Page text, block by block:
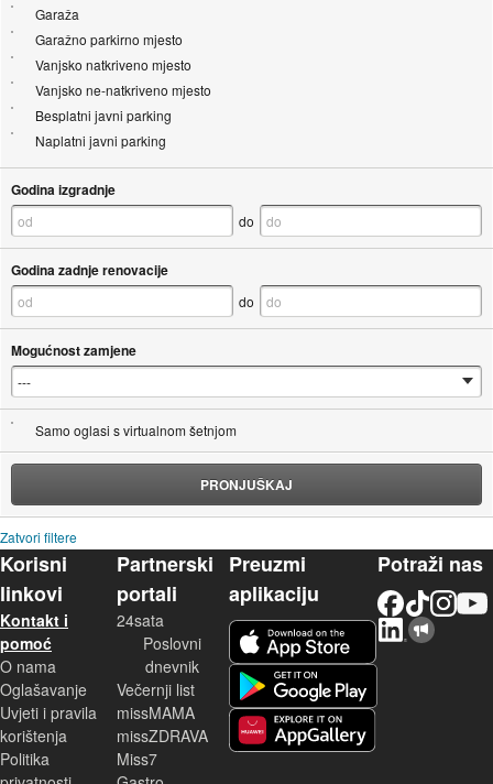
Garaža
Garažno parkirno mjesto
Vanjsko natkriveno mjesto
Vanjsko ne-natkriveno mjesto
Besplatni javni parking
Naplatni javni parking
Godina izgradnje
do
Godina zadnje renovacije
do
Mogućnost zamjene
Samo oglasi s virtualnom šetnjom
PRONJUŠKAJ
Zatvori filtere
Korisni
linkovi
Kontakt i
pomoć
O nama
Oglašavanje
Uvjeti i pravila
korištenja
Politika
Partnerski
portali
24sata
Poslovni
dnevnik
Večernji list
missMAMA
missZDRAVA
Miss7
Preuzmi
aplikaciju
Potraži nas